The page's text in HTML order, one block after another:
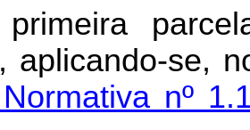
aplicando-se,
nº